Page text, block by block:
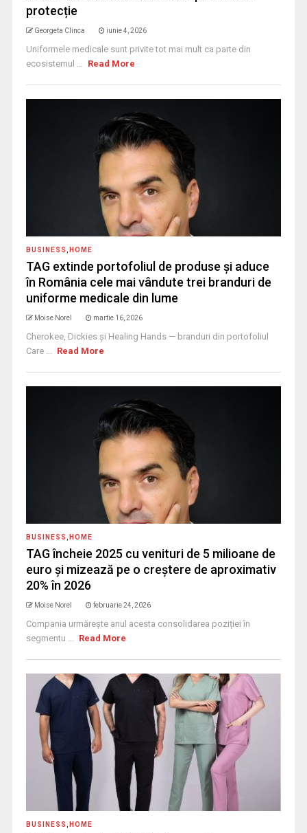
protecție
Georgeta Clinca iunie 4, 2026
Uniformele medicale sunt privite tot mai mult ca parte din
ecosistemul ... Read More
BUSINESS HOME
TAG extinde portofoliul de produse și aduce
în România cele mai vândute trei branduri de
uniforme medicale din lume
Moise Norel martie 16, 2026
Cherokee, Dickies și Healing Hands — branduri din portofoliul
Care ... Read More
BUSINESS HOME
TAG încheie 2025 cu venituri de 5 milioane de
euro și mizează pe o creștere de aproximativ
20% în 2026
Moise Norel februarie 24, 2026
Compania urmărește anul acesta consolidarea poziției în
segmentu ... Read More
BUSINESS HOME